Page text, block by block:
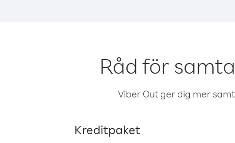
Råd för
Viber Out ger dig mer
Kreditpaket